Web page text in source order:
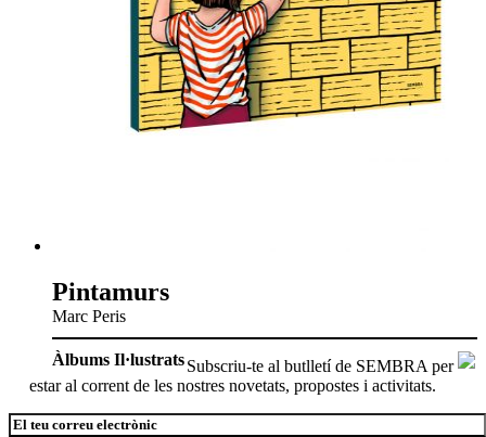
Pintamurs
Marc Peris
Àlbums Il·lustratsSubscriu-te al butlletí de SEMBRA per
estar al corrent de les nostres novetats, propostes i activitats.